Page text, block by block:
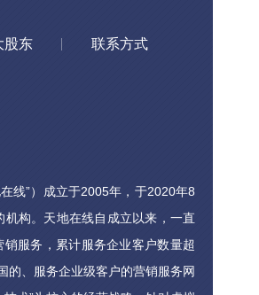
股东 联系方式
线”）成立于2005年，于2020年8
构。天地在线自成立以来，一直
服务，累计服务企业客户数量超
的、服务企业级客户的营销服务网